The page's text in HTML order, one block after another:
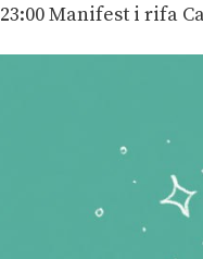
23:00 Manifest i rifa